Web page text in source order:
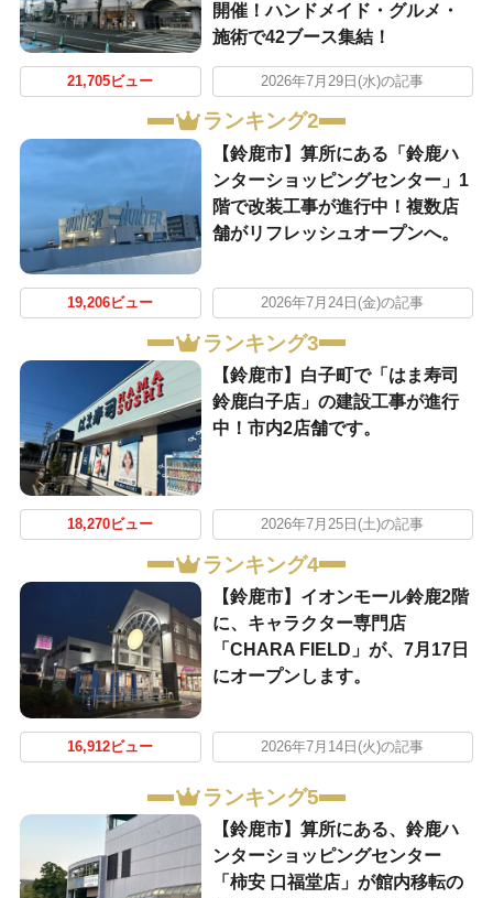
開催！ハンドメイド・グルメ・
施術で42ブース集結！
21,705ビュー 2026年7月29日(水)の記事
ランキング2
【鈴鹿市】算所にある「鈴鹿ハ
ンターショッピングセンター」1
階で改装工事が進行中！複数店
舗がリフレッシュオープンへ。
19,206ビュー 2026年7月24日(金)の記事
ランキング3
【鈴鹿市】白子町で「はま寿司
鈴鹿白子店」の建設工事が進行
中！市内2店舗です。
18,270ビュー 2026年7月25日(土)の記事
ランキング4
【鈴鹿市】イオンモール鈴鹿2階
に、キャラクター専門店
「CHARA FIELD」が、7月17日
にオープンします。
16,912ビュー 2026年7月14日(火)の記事
ランキング5
【鈴鹿市】算所にある、鈴鹿ハ
ンターショッピングセンター
「柿安 口福堂店」が館内移転の